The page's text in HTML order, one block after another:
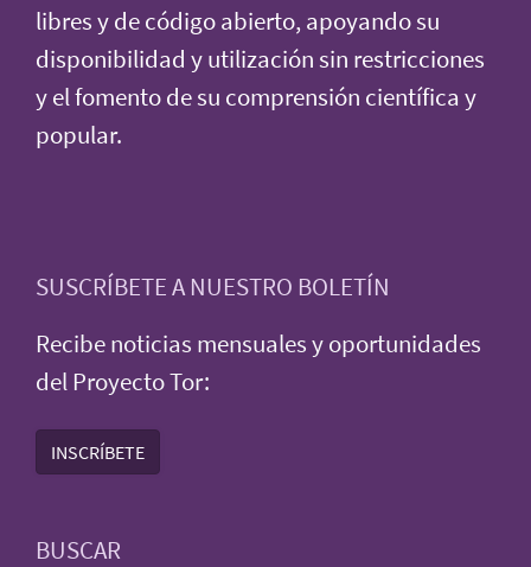
libres y de código abierto, apoyando su
disponibilidad y utilización sin restricciones
y el fomento de su comprensión científica y
popular.
SUSCRÍBETE A NUESTRO BOLETÍN
Recibe noticias mensuales y oportunidades
del Proyecto Tor:
INSCRÍBETE
BUSCAR